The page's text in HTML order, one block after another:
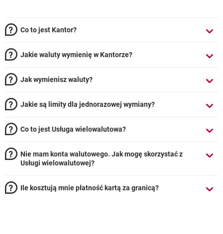
Co to jest Kantor?
Jakie waluty wymienię w Kantorze?
Jak wymienisz waluty?
Jakie są limity dla jednorazowej wymiany?
Co to jest Usługa wielowalutowa?
Nie mam konta walutowego. Jak mogę skorzystać z
Usługi wielowalutowej?
Ile kosztują mnie płatność kartą za granicą?